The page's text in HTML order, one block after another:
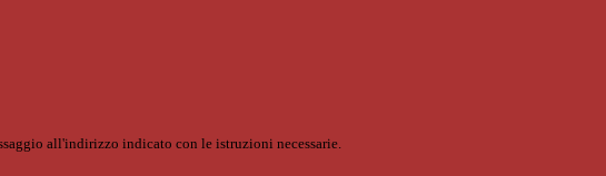
all'indirizzo indicato con le istruzioni necessarie.